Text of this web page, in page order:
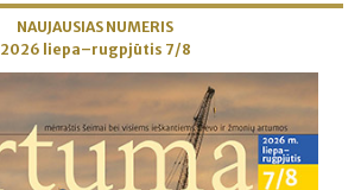
NAUJAUSIAS NUMERIS
2026 liepa–rugpjūtis 7/8